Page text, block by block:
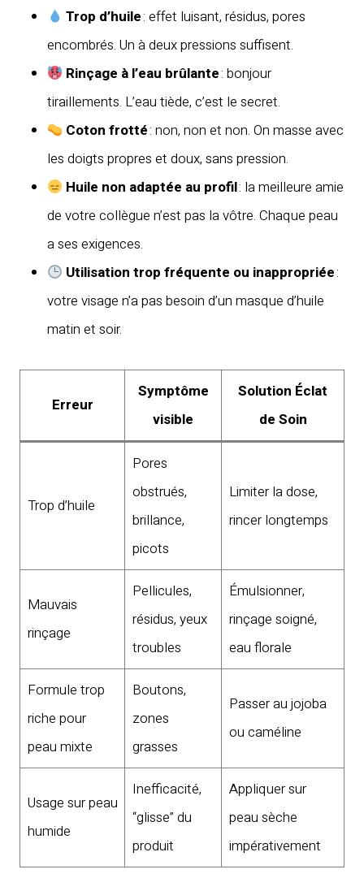
Trop d’huile: effet luisant, résidus, pores
encombrés. Un à deux pressions suffisent.
Rinçage à l’eau brûlante: bonjour
tiraillements. L’eau tiède, c’est le secret.
Coton frotté: non, non et non. On masse avec
les doigts propres et doux, sans pression.
Huile non adaptée au profil: la meilleure amie
de votre collègue n’est pas la vôtre. Chaque peau
a ses exigences.
Utilisation trop fréquente ou inappropriée:
votre visage n’a pas besoin d’un masque d’huile
matin et soir.
Erreur
Symptôme
visible
Solution Éclat
de Soin
Trop d’huile
Pores
obstrués,
brillance,
picots
Limiter la dose,
rincer longtemps
Mauvais
rinçage
Pellicules,
résidus, yeux
troubles
Émulsionner,
rinçage soigné,
eau florale
Formule trop
riche pour
peau mixte
Boutons,
zones
grasses
Passer au jojoba
ou caméline
Usage sur peau
humide
Inefficacité,
“glisse” du
produit
Appliquer sur
peau sèche
impérativement